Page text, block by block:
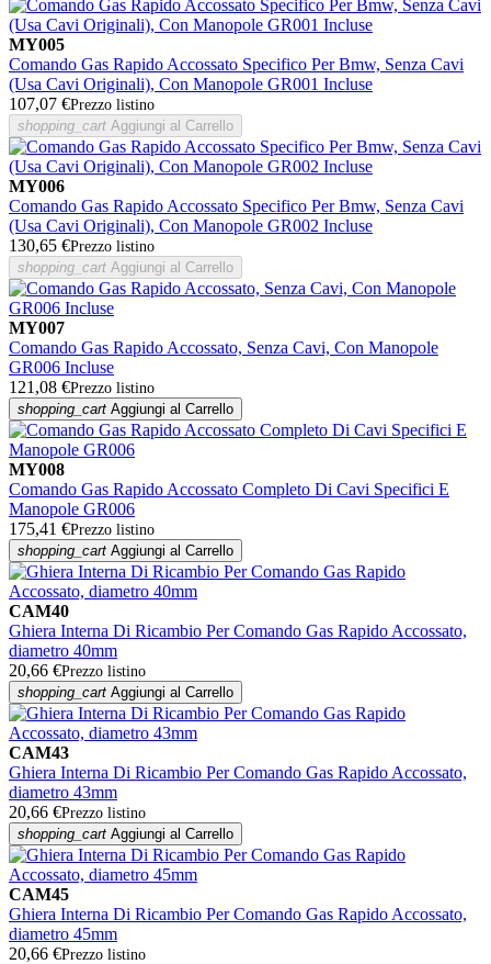
MY005
Comando Gas Rapido Accossato Specifico Per Bmw, Senza Cavi
(Usa Cavi Originali), Con Manopole GR001 Incluse
107,07 €Prezzo listino
shopping_cart Aggiungi al Carrello
MY006
Comando Gas Rapido Accossato Specifico Per Bmw, Senza Cavi
(Usa Cavi Originali), Con Manopole GR002 Incluse
130,65 €Prezzo listino
shopping_cart Aggiungi al Carrello
MY007
Comando Gas Rapido Accossato, Senza Cavi, Con Manopole
GR006 Incluse
121,08 €Prezzo listino
shopping_cart Aggiungi al Carrello
MY008
Comando Gas Rapido Accossato Completo Di Cavi Specifici E
Manopole GR006
175,41 €Prezzo listino
shopping_cart Aggiungi al Carrello
CAM40
Ghiera Interna Di Ricambio Per Comando Gas Rapido Accossato,
diametro 40mm
20,66 €Prezzo listino
shopping_cart Aggiungi al Carrello
CAM43
Ghiera Interna Di Ricambio Per Comando Gas Rapido Accossato,
diametro 43mm
20,66 €Prezzo listino
shopping_cart Aggiungi al Carrello
CAM45
Ghiera Interna Di Ricambio Per Comando Gas Rapido Accossato,
diametro 45mm
20,66 €Prezzo listino